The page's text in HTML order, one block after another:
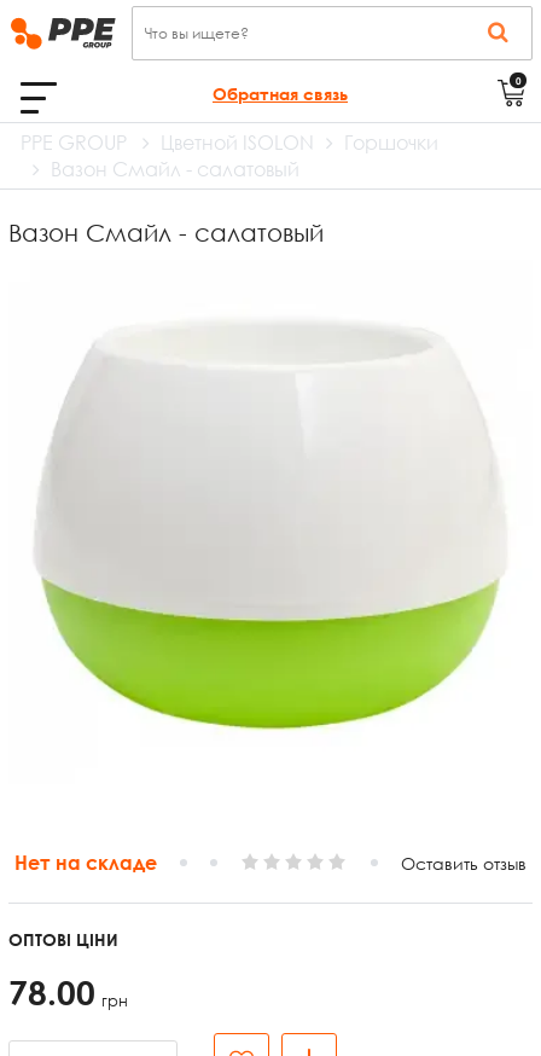
Обратная связь
0
PPE GROUP Цветной ISOLON
Горшочки
Вазон Смайл - салатовый
Вазон Смайл - салатовый
Нет на складе Оставить отзыв
ОПТОВІ ЦІНИ
78.00 грн